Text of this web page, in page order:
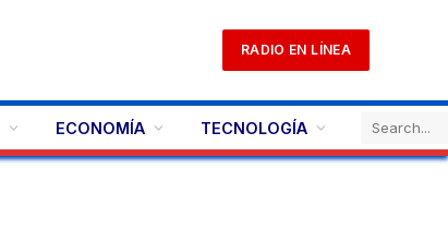
RADIO EN LÍNEA
ECONOMÍA TECNOLOGÍA